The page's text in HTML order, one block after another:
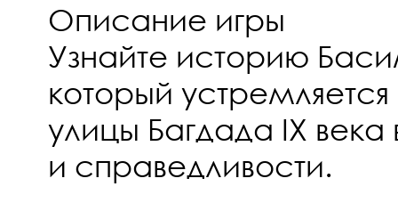
Описание игры
Узнайте историю
который
улицы Багдада IX века
и справедливости.